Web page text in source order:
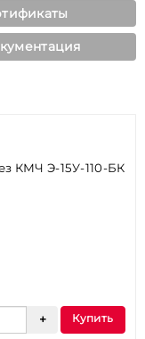
КМЧ Э-15У-110-БК
Купить